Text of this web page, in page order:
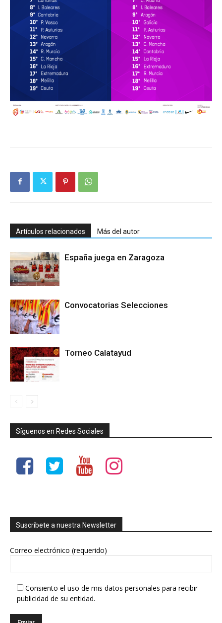
Artículos relacionados Más del autor
España juega en Zaragoza
Convocatorias Selecciones
Torneo Calatayud
Síguenos en Redes Sociales
Suscríbete a nuestra Newsletter
Correo electrónico (requerido)
Consiento el uso de mis datos personales para recibir
publicidad de su entidad.